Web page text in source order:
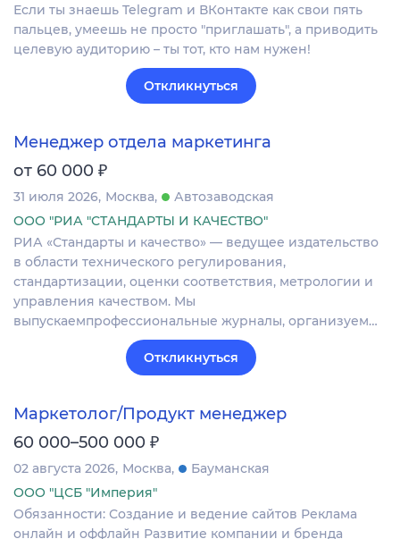
Если ты знаешь Telegram и ВКонтакте как свои пять
пальцев, умеешь не просто "приглашать", а приводить
целевую аудиторию – ты тот, кто нам нужен!
Откликнуться
Менеджер отдела маркетинга
от 60 000 ₽
31 июля 2026 Москва
Автозаводская
ООО "РИА "СТАНДАРТЫ И КАЧЕСТВО"
РИА «Стандарты и качество» — ведущее издательство
в области технического регулирования,
стандартизации, оценки соответствия, метрологии и
управления качеством. Мы
выпускаемпрофессиональные журналы, организуем…
Откликнуться
Маркетолог/Продукт менеджер
60 000–500 000 ₽
02 августа 2026 Москва
Бауманская
ООО "ЦСБ "Империя"
Обязанности: Создание и ведение сайтов Реклама
онлайн и оффлайн Развитие компании и бренда